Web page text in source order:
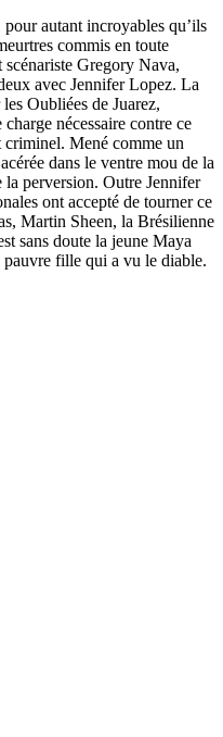
pour autant incroyables qu’ils
commis en toute
Gregory Nava,
avec Jennifer Lopez. La
Oubliées de Juarez,
nécessaire contre ce
Mené comme un
dans le ventre mou de la
perversion. Outre Jennifer
ont accepté de tourner ce
Martin Sheen, la Brésilienne
sans doute la jeune Maya
pauvre fille qui a vu le diable.